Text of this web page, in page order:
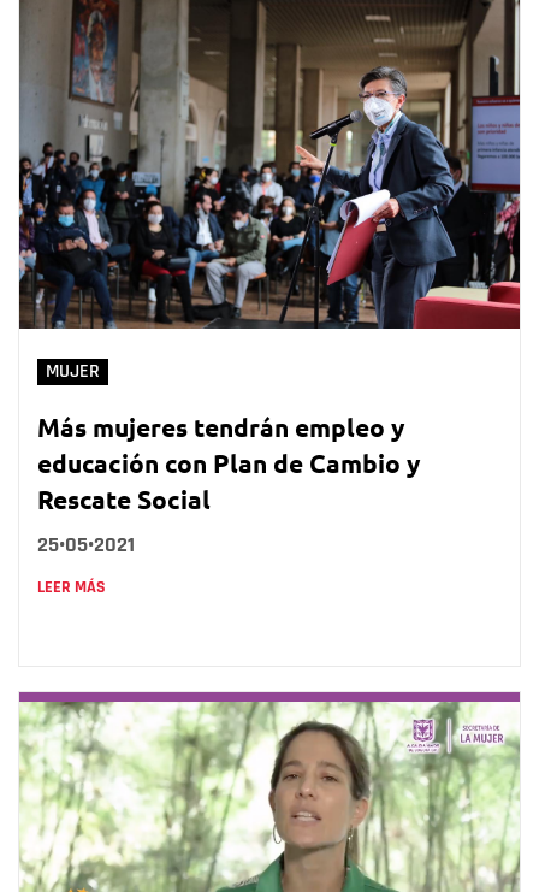
MUJER
Más mujeres tendrán empleo y
educación con Plan de Cambio y
Rescate Social
25•05•2021
LEER MÁS